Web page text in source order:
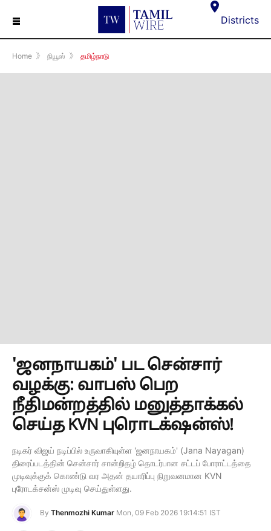
☰ Districts
Home 》 நியூஸ் 》 தமிழ்நாடு
'ஜனநாயகம்' பட சென்சார்
வழக்கு: வாபஸ் பெற
நீதிமன்றத்தில் மனுத்தாக்கல்
செய்த KVN புரொடக்‌ஷன்ஸ்!
நடிகர் விஜய் நடிப்பில் உருவாகியுள்ள 'ஜனநாயகம்' (Jana Nayagan)
திரைப்படத்தின் சென்சார் சான்றிதழ் தொடர்பான சட்டப் போராட்டத்தை
முடிவுக்குக் கொண்டு வர அதன் தயாரிப்பு நிறுவனமான KVN
புரோடக்சன்ஸ் முடிவு செய்துள்ளது.
By Thenmozhi Kumar Mon, 09 Feb 2026 19:14:51 IST